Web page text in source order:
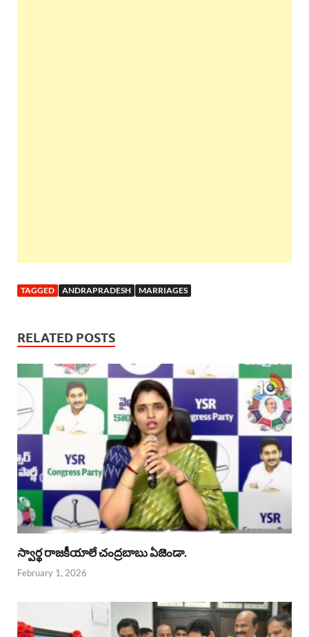
TAGGED ANDRAPRADESH MARRIAGES
RELATED POSTS
స్వార్థ రాజకీయాలే చంద్రబాబు ఏజెండా.
February 1, 2026